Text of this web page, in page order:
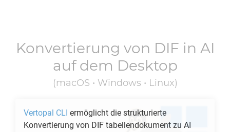
Konvertierung von DIF in AI
auf dem Desktop
(macOS • Windows • Linux)
Vertopal CLI ermöglicht die strukturierte
Konvertierung von DIF tabellendokument zu AI